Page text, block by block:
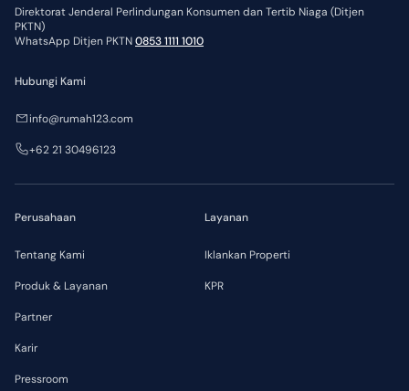
Direktorat Jenderal Perlindungan Konsumen dan Tertib Niaga (Ditjen
PKTN)
WhatsApp Ditjen PKTN0853 1111 1010
Perusahaan
Tentang Kami
Produk & Layanan
Partner
Karir
Pressroom
Layanan
Iklankan Properti
KPR
Hubungi Kami
info@rumah123.com
+62 21 30496123